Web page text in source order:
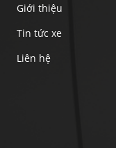
Giới thiệu
Tin tức xe
Liên hệ